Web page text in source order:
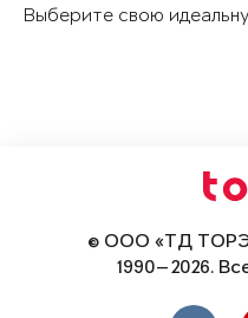
Выберите свою
© ООО «ТД
1990—2026.